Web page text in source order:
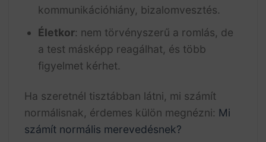
kommunikációhiány, bizalomvesztés.
Életkor: nem törvényszerű a romlás, de
a test másképp reagálhat, és több
figyelmet kérhet.
Ha szeretnél tisztábban látni, mi számít
normálisnak, érdemes külön megnézni: Mi
számít normális merevedésnek?